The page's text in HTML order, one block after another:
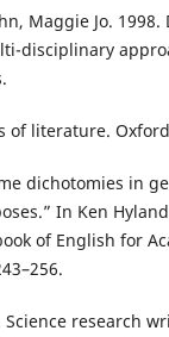
Maggie Jo.
disciplinary
of literature.
dichotomies in
In Ken
of English for
Science research